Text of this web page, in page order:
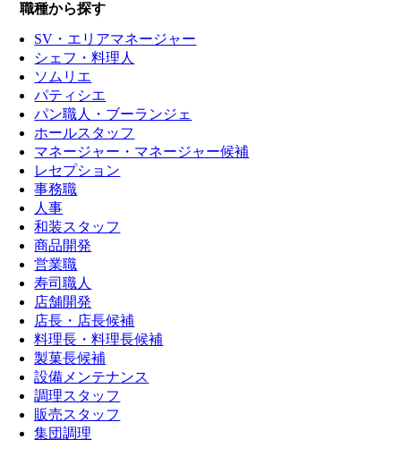
職種から探す
SV・エリアマネージャー
シェフ・料理人
ソムリエ
パティシエ
パン職人・ブーランジェ
ホールスタッフ
マネージャー・マネージャー候補
レセプション
事務職
人事
和装スタッフ
商品開発
営業職
寿司職人
店舗開発
店長・店長候補
料理長・料理長候補
製菓長候補
設備メンテナンス
調理スタッフ
販売スタッフ
集団調理